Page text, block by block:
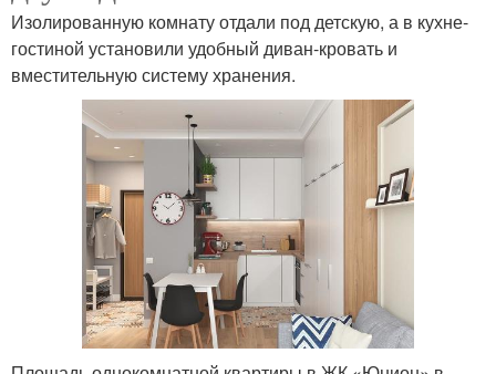
Изолированную комнату отдали под детскую, а в кухне-
гостиной установили удобный диван-кровать и
вместительную систему хранения.